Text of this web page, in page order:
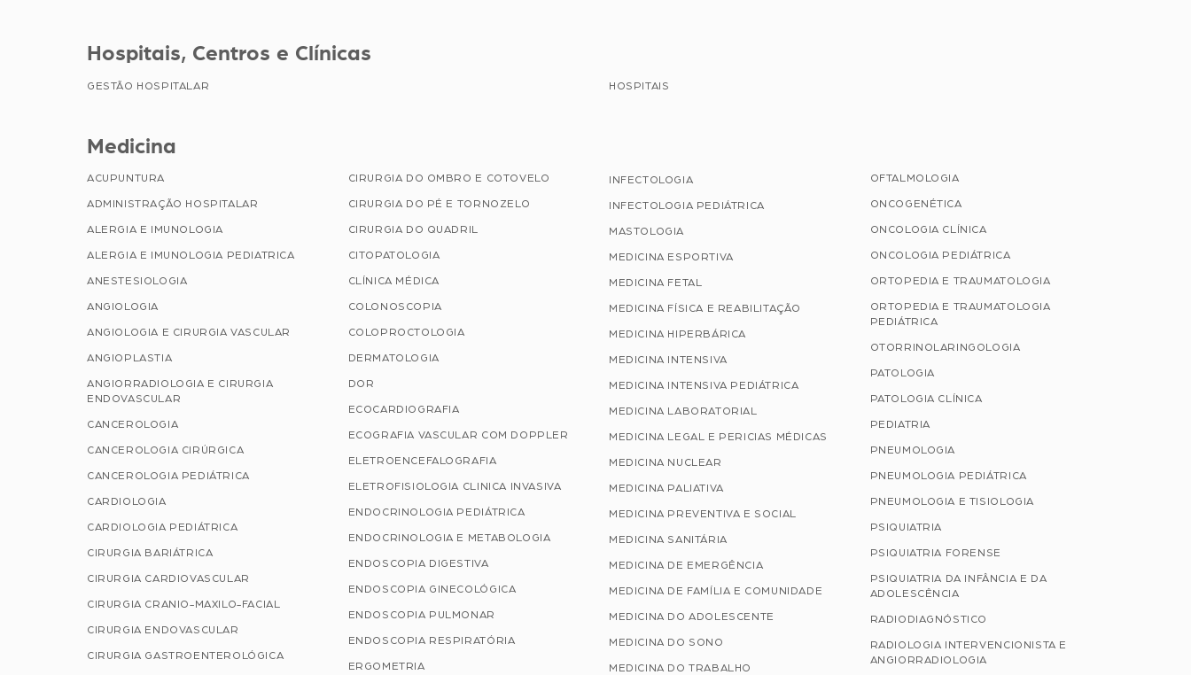
Hospitais, Centros e Clínicas
GESTÃO HOSPITALAR HOSPITAIS
Medicina
ACUPUNTURA
ADMINISTRAÇÃO HOSPITALAR
ALERGIA E IMUNOLOGIA
ALERGIA E IMUNOLOGIA PEDIATRICA
ANESTESIOLOGIA
ANGIOLOGIA
ANGIOLOGIA E CIRURGIA VASCULAR
ANGIOPLASTIA
ANGIORRADIOLOGIA E CIRURGIA
ENDOVASCULAR
CANCEROLOGIA
CANCEROLOGIA CIRÚRGICA
CANCEROLOGIA PEDIÁTRICA
CARDIOLOGIA
CARDIOLOGIA PEDIÁTRICA
CIRURGIA BARIÁTRICA
CIRURGIA CARDIOVASCULAR
CIRURGIA CRANIO-MAXILO-FACIAL
CIRURGIA ENDOVASCULAR
CIRURGIA GASTROENTEROLÓGICA
CIRURGIA DO OMBRO E COTOVELO
CIRURGIA DO PÉ E TORNOZELO
CIRURGIA DO QUADRIL
CITOPATOLOGIA
CLÍNICA MÉDICA
COLONOSCOPIA
COLOPROCTOLOGIA
DERMATOLOGIA
DOR
ECOCARDIOGRAFIA
ECOGRAFIA VASCULAR COM DOPPLER
ELETROENCEFALOGRAFIA
ELETROFISIOLOGIA CLINICA INVASIVA
ENDOCRINOLOGIA PEDIÁTRICA
ENDOCRINOLOGIA E METABOLOGIA
ENDOSCOPIA DIGESTIVA
ENDOSCOPIA GINECOLÓGICA
ENDOSCOPIA PULMONAR
ENDOSCOPIA RESPIRATÓRIA
ERGOMETRIA
INFECTOLOGIA
INFECTOLOGIA PEDIÁTRICA
MASTOLOGIA
MEDICINA ESPORTIVA
MEDICINA FETAL
MEDICINA FÍSICA E REABILITAÇÃO
MEDICINA HIPERBÁRICA
MEDICINA INTENSIVA
MEDICINA INTENSIVA PEDIÁTRICA
MEDICINA LABORATORIAL
MEDICINA LEGAL E PERICIAS MÉDICAS
MEDICINA NUCLEAR
MEDICINA PALIATIVA
MEDICINA PREVENTIVA E SOCIAL
MEDICINA SANITÁRIA
MEDICINA DE EMERGÊNCIA
MEDICINA DE FAMÍLIA E COMUNIDADE
MEDICINA DO ADOLESCENTE
MEDICINA DO SONO
MEDICINA DO TRABALHO
OFTALMOLOGIA
ONCOGENÉTICA
ONCOLOGIA CLÍNICA
ONCOLOGIA PEDIÁTRICA
ORTOPEDIA E TRAUMATOLOGIA
ORTOPEDIA E TRAUMATOLOGIA
PEDIÁTRICA
OTORRINOLARINGOLOGIA
PATOLOGIA
PATOLOGIA CLÍNICA
PEDIATRIA
PNEUMOLOGIA
PNEUMOLOGIA PEDIÁTRICA
PNEUMOLOGIA E TISIOLOGIA
PSIQUIATRIA
PSIQUIATRIA FORENSE
PSIQUIATRIA DA INFÂNCIA E DA
ADOLESCÊNCIA
RADIODIAGNÓSTICO
RADIOLOGIA INTERVENCIONISTA E
ANGIORRADIOLOGIA